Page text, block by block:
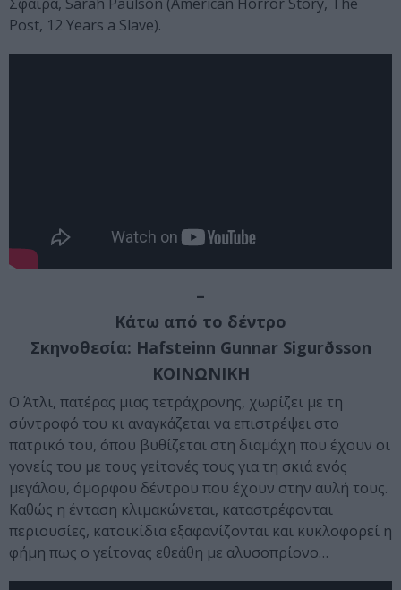
Post, 12 Years a Slave).
–
Κάτω από το δέντρο
Σκηνοθεσία: Hafsteinn Gunnar Sigurðsson
ΚΟΙΝΩΝΙΚΗ
O Άτλι, πατέρας μιας τετράχρονης, χωρίζει με τη
σύντροφό του κι αναγκάζεται να επιστρέψει στο
πατρικό του, όπου βυθίζεται στη διαμάχη που έχουν οι
γονείς του με τους γείτονές τους για τη σκιά ενός
μεγάλου, όμορφου δέντρου που έχουν στην αυλή τους.
Καθώς η ένταση κλιμακώνεται, καταστρέφονται
περιουσίες, κατοικίδια εξαφανίζονται και κυκλοφορεί η
φήμη πως ο γείτονας εθεάθη με αλυσοπρίονο…